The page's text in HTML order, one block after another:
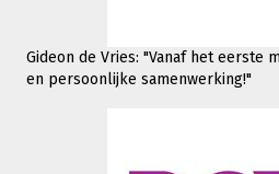
Gideon de Vries: "Vanaf het eerste
en persoonlijke samenwerking!"